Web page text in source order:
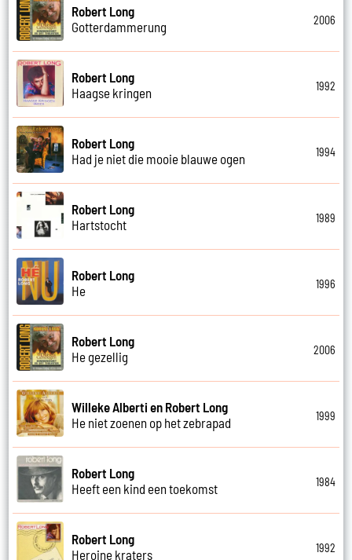
Robert Long
Gotterdammerung
2006
Robert Long
Haagse kringen
1992
Robert Long
Had je niet die mooie blauwe ogen
1994
Robert Long
Hartstocht
1989
Robert Long
He
1996
Robert Long
He gezellig
2006
Willeke Alberti en Robert Long
He niet zoenen op het zebrapad
1999
Robert Long
Heeft een kind een toekomst
1984
Robert Long
Heroine kraters
1992